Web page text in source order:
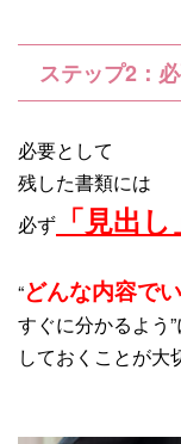
ステップ2：
必要として
残した書類には
必ず
「見出
“どんな内容で
すぐに分かるよう”
しておくことが大